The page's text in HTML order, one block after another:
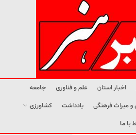
اخبار استان علم و فناوری
جامعه
و میراث فرهنگی یادداشت
کشاورزی
با ما